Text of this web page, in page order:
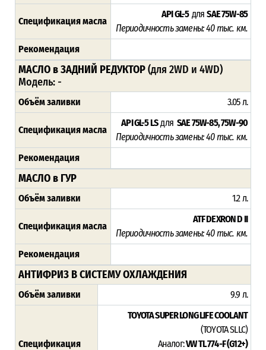
Спецификация масла
API GL-5 для SAE 75W-85
Периодичность замены: 40 тыс. км.
Рекомендация
МАСЛО в ЗАДНИЙ РЕДУКТОР(для 2WD и 4WD)
Модель: -
Объём заливки 3.05 л.
Спецификация масла
API GL-5 LSдляSAE 75W-85, 75W-90
Периодичность замены: 40 тыс. км.
Рекомендация
МАСЛО в ГУР
Объём заливки 1.2 л.
Спецификация масла
ATF DEXRON D II
Периодичность замены: 40 тыс. км.
Рекомендация
АНТИФРИЗ В СИСТЕМУ ОХЛАЖДЕНИЯ
Объём заливки 9.9 л.
Спецификация
TOYOTA SUPER LONG LIFE COOLANT
(TOYOTA SLLC)
Аналог:VW TL 774-F (G12+)